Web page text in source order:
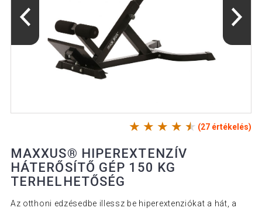
(27 értékelés)
MAXXUS® HIPEREXTENZÍV
HÁTERŐSÍTŐ GÉP 150 KG
TERHELHETŐSÉG
Az otthoni edzésedbe illessz be hiperextenziókat a hát, a